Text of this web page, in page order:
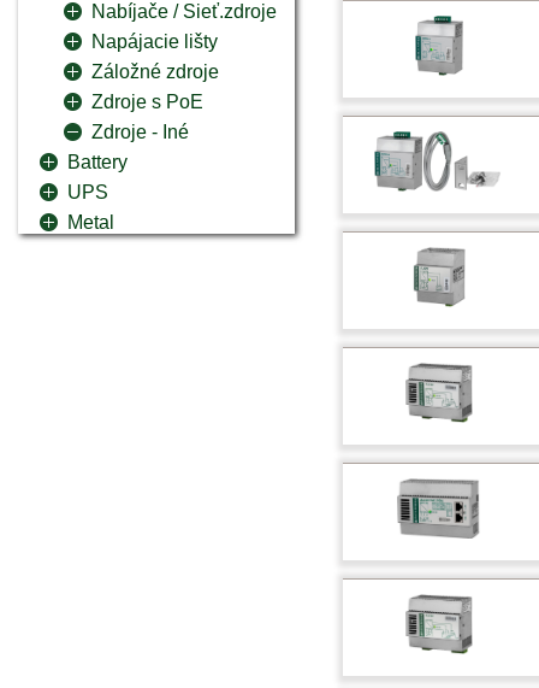
Nabíjače / Sieť.zdroje
Napájacie lišty
Záložné zdroje
Zdroje s PoE
Zdroje - Iné
Battery
UPS
Metal